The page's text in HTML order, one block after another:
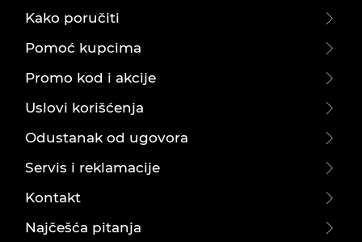
Kako poručiti
Pomoć kupcima
Promo kod i akcije
Uslovi korišćenja
Odustanak od ugovora
Servis i reklamacije
Kontakt
Najčešća pitanja